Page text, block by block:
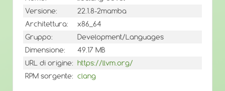
Versione:
22.1.8-2mamba
Architettura:
x86_64
Gruppo:
Development/Languages
Dimensione:
49.17 MB
URL di origine: https://llvm.org/
RPM sorgente: clang